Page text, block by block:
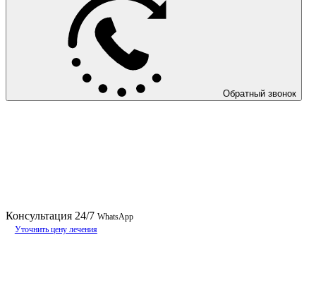
Обратный звонок
Консультация 24/7 WhatsApp
Уточнить цену лечения